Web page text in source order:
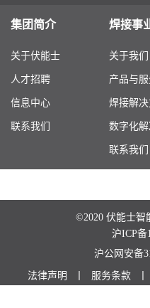
集团简介
关于伏能士
人才招聘
信息中心
联系我们
焊接事
关于我们
产品与
焊接解
数字化
联系我们
©2020 伏能士智
沪ICP备
沪公网安备
法律声明 服务条款